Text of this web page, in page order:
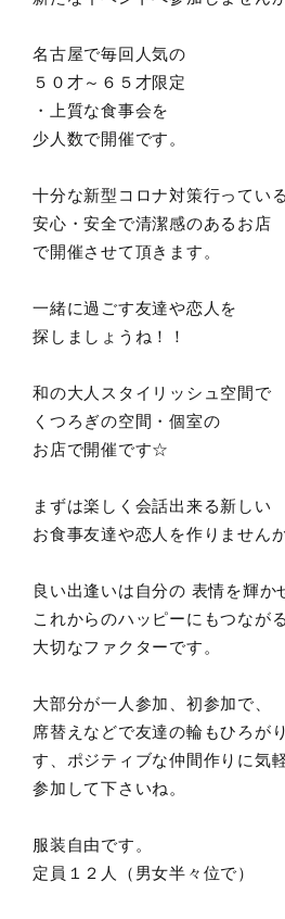
名古屋で毎回人気の
５０才～６５才限定
・上質な食事会を
少人数で開催です。
十分な新型コロナ対策行っている
安心・安全で清潔感のあるお店
で開催させて頂きます。
一緒に過ごす友達や恋人を
探しましょうね！！
和の大人スタイリッシュ空間で
くつろぎの空間・個室の
お店で開催です☆
まずは楽しく会話出来る新しい
お食事友達や恋人を作りません
良い出逢いは自分の 表情を輝か
これからのハッピーにもつながる
大切なファクターです。
大部分が一人参加、初参加で、
席替えなどで友達の輪もひろが
す、ポジティブな仲間作りに気
参加して下さいね。
服装自由です。
定員１２人（男女半々位で）